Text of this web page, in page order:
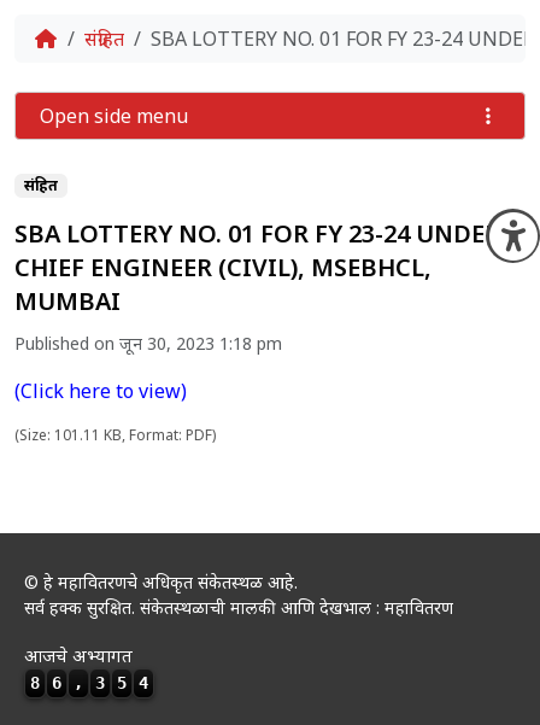
Home
संग्रहित SBA LOTTERY NO. 01 FOR FY 23-24
संग्रहित
SBA LOTTERY NO. 01 FOR FY 23-24 UNDER
CHIEF ENGINEER (CIVIL), MSEBHCL,
MUMBAI
Published on जून 30, 2023 1:18 pm
(Click here to view)
(Size: 101.11 KB, Format: PDF)
Open side menu
© हे महावितरणचे अधिकृत संकेतस्थळ आहे.
सर्व हक्क सुरक्षित. संकेतस्थळाची मालकी आणि देखभाल : महावितरण
आजचे अभ्यागत
8 6 , 3 5 4